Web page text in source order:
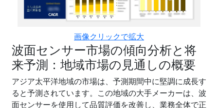
画像クリックで拡大
波面センサー市場の傾向分析と将
来予測：地域市場の見通しの概要
アジア太平洋地域の市場は、予測期間中に堅調に成長す
ると予測されています。この地域の大手メーカーは、波
面センサーを使用して品質評価を改善し、業務全体で正